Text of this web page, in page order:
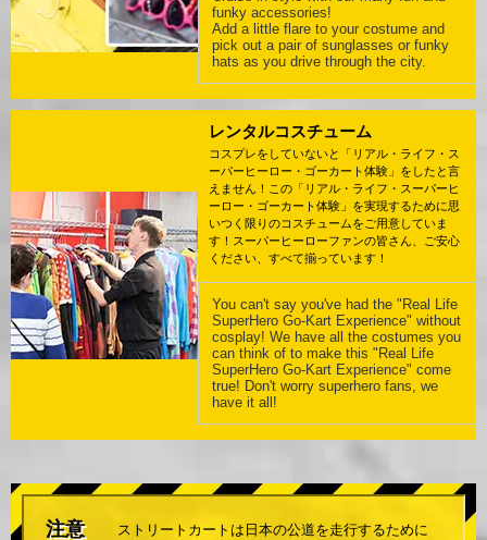
funky accessories!
Add a little flare to your costume and
pick out a pair of sunglasses or funky
hats as you drive through the city.
レンタルコスチューム
コスプレをしていないと「リアル・ライフ・ス
ーパーヒーロー・ゴーカート体験」をしたと言
えません！この「リアル・ライフ・スーパーヒ
ーロー・ゴーカート体験」を実現するために思
いつく限りのコスチュームをご用意していま
す！スーパーヒーローファンの皆さん、ご安心
ください、すべて揃っています！
You can't say you've had the "Real Life
SuperHero Go-Kart Experience" without
cosplay! We have all the costumes you
can think of to make this "Real Life
SuperHero Go-Kart Experience" come
true! Don't worry superhero fans, we
have it all!
注意
ストリートカートは日本の公道を走行するために